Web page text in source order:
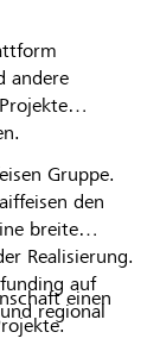
andere
Gruppe.
den
breite
Realisierung.
auf
regional
einen